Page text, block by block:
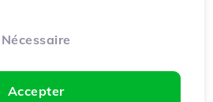
Vues 6494
Nécessaire
Accepter